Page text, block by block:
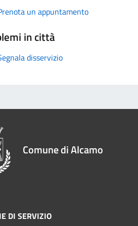
un appuntamento
in città
disservizio
Comune di Alcamo
DI SERVIZIO